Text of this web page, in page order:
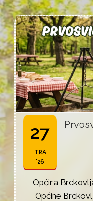
27
TRA
'26
Općina
Općine